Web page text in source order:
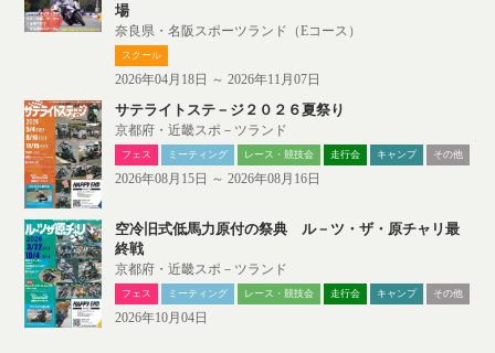
場
奈良県・名阪スポーツランド（Eコース）
スクール
2026年04月18日 ～ 2026年11月07日
サテライトステ－ジ２０２６夏祭り
京都府・近畿スポ－ツランド
フェス ミーティング レース・競技会 走行会 キャンプ その他
2026年08月15日 ～ 2026年08月16日
空冷旧式低馬力原付の祭典 ル－ツ・ザ・原チャリ最
終戦
京都府・近畿スポ－ツランド
フェス ミーティング レース・競技会 走行会 キャンプ その他
2026年10月04日